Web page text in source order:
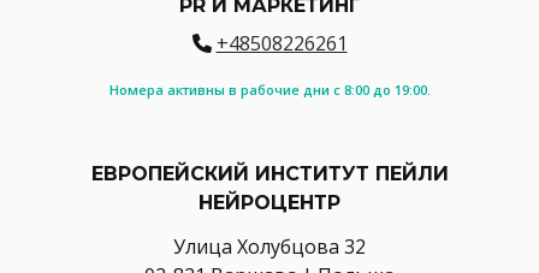
PR И МАРКЕТИНГ
+48508226261
Номера активны в рабочие дни с 8:00 до 19:00.
ЕВРОПЕЙСКИЙ ИНСТИТУТ ПЕЙЛИ
НЕЙРОЦЕНТР
Улица Холубцова 32